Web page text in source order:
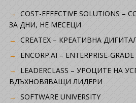
COST-EFFECTIVE SOLUTIONS
ЗА ДНИ, НЕ МЕСЕЦИ
CREATEX – КРЕАТИВНА
ENCORP.AI – ENTERPRISE-GRADE
LEADERCLASS – УРОЦИТЕ НА
ВДЪХНОВЯВАЩИ ЛИДЕРИ
SOFTWARE UNIVERSITY